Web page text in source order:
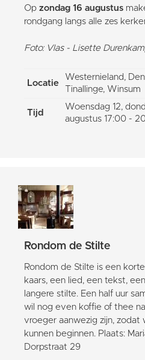
Op zondag 16 augustus
rondgang langs alle zes
Foto: Vlas - Lisette
Locatie
Westernieland,
Tinallinge, Winsum
Tijd
Woensdag 12,
augustus 17:00 -
Rondom de Stilte
Rondom de Stilte is een
kaars, een lied, een tekst,
langere stilte. Een half uur
wil nog even koffie of thee
vroeger aanwezig zijn, zodat
kunnen beginnen. Plaats:
Dorpstraat 29